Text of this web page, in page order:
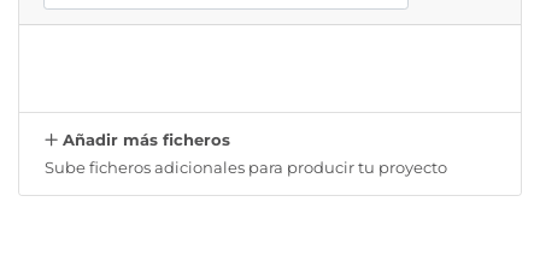
Añadir más ficheros
Sube ficheros adicionales para producir tu proyecto